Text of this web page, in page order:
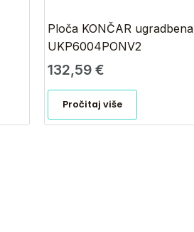
Ploča KONČAR ugradbena
UKP6004PONV2
132,59 €
Pročitaj više